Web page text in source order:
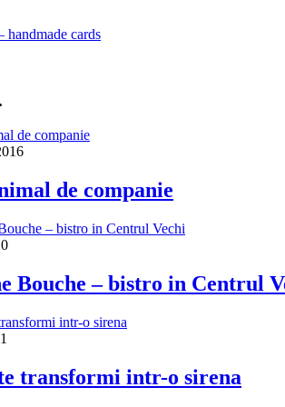
handmade cards
de companie
Bouche – bistro in Centrul
transformi intr-o sirena